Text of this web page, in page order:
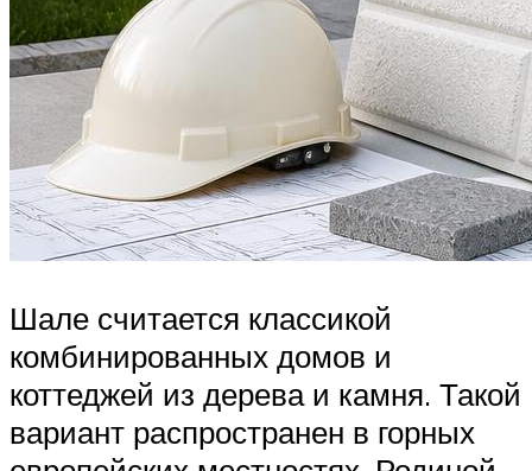
Шале считается классикой
комбинированных домов и
коттеджей из дерева и камня. Такой
вариант распространен в горных